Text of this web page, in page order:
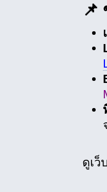
📌
ดูเว็